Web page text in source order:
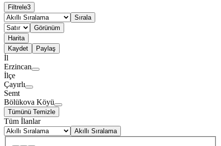
Filtrele3
Sırala
Görünüm
Harita
Kaydet
Paylaş
İl
Erzincan
İlçe
Çayırlı
Semt
Bölükova Köyü
Tümünü Temizle
Tüm İlanlar
Akıllı Sıralama